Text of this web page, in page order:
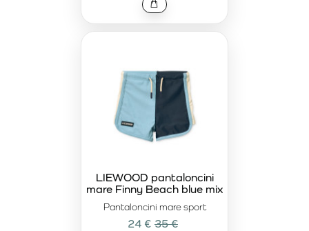
Pantaloncini mare sport
LIEWOOD pantaloncini
mare Finny Beach blue mix
24 € 35 €